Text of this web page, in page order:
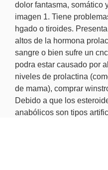
dolor fantasma, somático
imagen 1. Tiene
hgado o tiroides.
altos de la hormona
sangre o bien sufre un
podra estar causado por
niveles de prolactina
de mama), comprar
Debido a que los
anabólicos son tipos